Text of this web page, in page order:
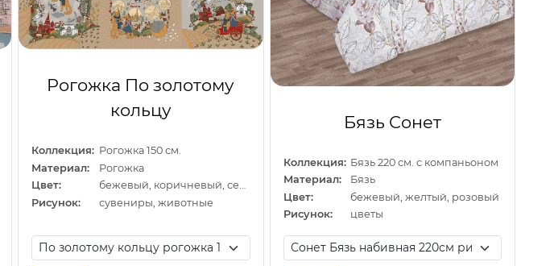
Рогожка По золотому
кольцу
Коллекция: Рогожка 150 см.
Материал:
Рогожка
Цвет:
бежевый, коричневый, серый
Рисунок:
сувениры, животные
Бязь Сонет
Коллекция: Бязь 220 см. с компаньоном
Материал:
Бязь
Цвет:
бежевый, желтый, розовый
Рисунок:
цветы